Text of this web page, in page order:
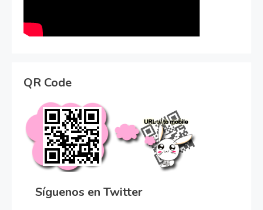
QR Code
Síguenos en Twitter